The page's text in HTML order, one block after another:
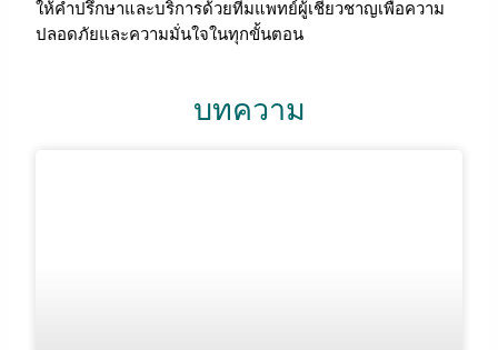
ให้คำปรึกษาและบริการด้วยทีมแพทย์ผู้เชี่ยวชาญเพื่อความ
ปลอดภัยและความมั่นใจในทุกขั้นตอน
บทความ